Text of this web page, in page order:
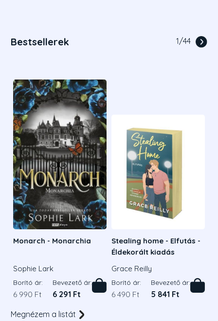
Bestsellerek 1/44
Monarch - Monarchia
Sophie Lark
Borító ár:
6 990 Ft
Bevezető ár:
6 291 Ft
Stealing home - Elfutás -
Éldekorált kiadás
Grace Reilly
Borító ár:
6 490 Ft
Bevezető ár:
5 841 Ft
Megnézem a listát